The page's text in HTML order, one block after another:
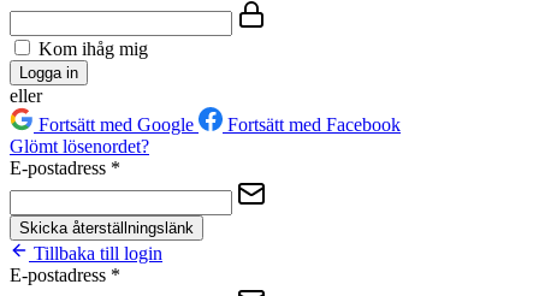
Kom ihåg mig
Logga in
eller
Fortsätt med Google
Fortsätt med Facebook
Glömt lösenordet?
E-postadress *
Skicka återställningslänk
Tillbaka till login
E-postadress *